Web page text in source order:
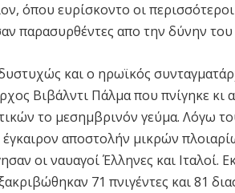
όπου ευρίσκοντο οι
παρασυρθέντες απο την δύνην
και ο ηρωϊκός
Βιβάλντι Πάλμα που πνίγηκε κι
το μεσημβρινόν γεύμα. Λόγω
έγκαιρον αποστολήν μικρών
οι ναυαγοί Έλληνες και Ιταλοί.
71 πνιγέντες και 81